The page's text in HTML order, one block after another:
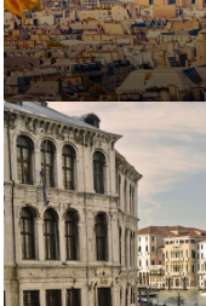
Venecia